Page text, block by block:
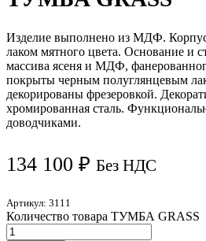
Изделие выполнено из МДФ.
лаком мятного цвета. Основание и
массива ясеня и МДФ,
покрыты черным полуглянцевым
декорированы фрезеровкой.
хромированная сталь.
доводчиками.
134 100 ₽ Без НДС
Артикул: 3111
Количество товара ТУМБА GRASS